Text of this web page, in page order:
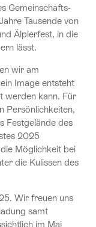
Gemeinschafts-
Tausende von
Älplerfest, in die
lässt.
wir am
Image entsteht
werden kann. Für
Persönlichkeiten,
Festgelände des
2025
Möglichkeit bei
die Kulissen des
Wir freuen uns
samt
im Mai